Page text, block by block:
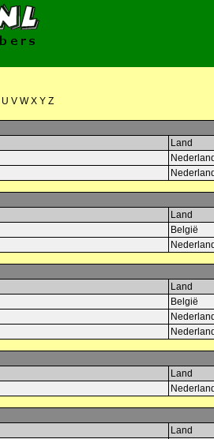
U V W X Y Z
Land
Nederland
Nederland
Land
België
Nederland
Land
België
Nederland
Nederland
Land
Nederland
Land